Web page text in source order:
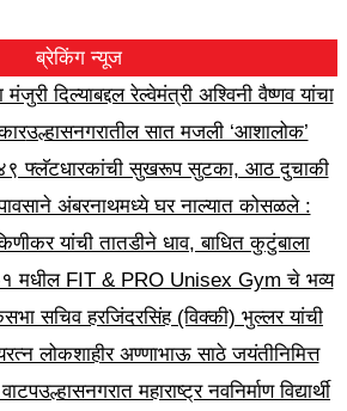
ब्रेकिंग न्यूज
दिल्याबद्दल रेल्वेमंत्री अश्विनी वैष्णव यांचा
उल्हासनगरातील सात मजली ‘आशालोक’
फ्लॅटधारकांची सुखरूप सुटका, आठ दुचाकी
अंबरनाथमध्ये घर नाल्यात कोसळले :
यांची तातडीने धाव, बाधित कुटुंबाला
१ मधील FIT & PRO Unisex Gym चे भव्य
सचिव हरजिंदरसिंह (विक्की) भुल्लर यांची
लोकशाहीर अण्णाभाऊ साठे जयंतीनिमित्त
वाटपउल्हासनगरात महाराष्ट्र नवनिर्माण विद्यार्थी